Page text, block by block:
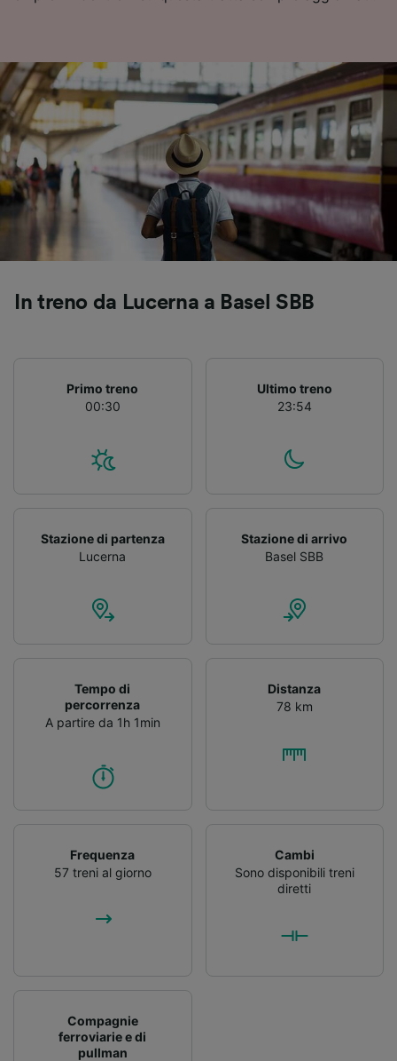
In treno da Lucerna a Basel SBB
Primo treno
00:30
Ultimo treno
23:54
Stazione di partenza
Lucerna
Stazione di arrivo
Basel SBB
Tempo di
percorrenza
A partire da 1h 1min
Distanza
78 km
Frequenza
57 treni al giorno
Cambi
Sono disponibili treni
diretti
Compagnie
ferroviarie e di
pullman
Archiviare informazioni su dispositivo e/o
accedervi. Pubblicità e contenuti
personalizzati, misurazione delle prestazioni
dei contenuti e degli annunci, ricerche sul
pubblico, sviluppo di servizi.
Elenco dei partner (fornitori)